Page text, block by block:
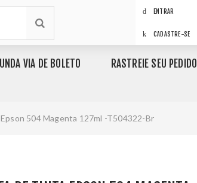
ENTRAR
CADASTRE-SE
VIA DE BOLETO RASTREIE SEU PEDIDO
504 Magenta 127ml -T504322-Br